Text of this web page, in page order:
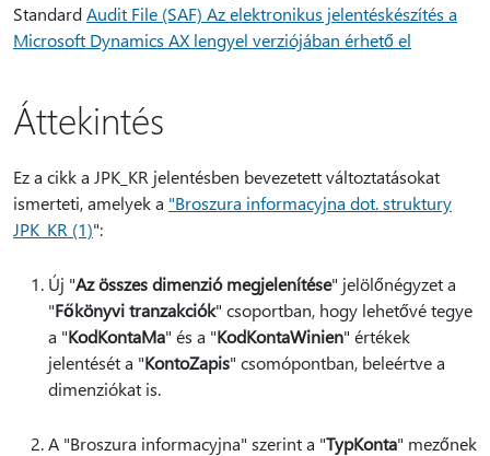
StandardAudit File (SAF) Az elektronikus jelentéskészítés a
Microsoft Dynamics AX lengyel verziójában érhető el
Áttekintés
Ez a cikk a JPK_KR jelentésben bevezetett változtatásokat
ismerteti, amelyek a "Broszura informacyjna dot. struktury
JPK_KR (1)":
Új "Az összes dimenzió megjelenítése" jelölőnégyzet a
"Főkönyvi tranzakciók" csoportban, hogy lehetővé tegye
a "KodKontaMa" és a "KodKontaWinien" értékek
jelentését a "KontoZapis" csomópontban, beleértve a
dimenziókat is.
A "Broszura informacyjna" szerint a "TypKonta" mezőnek